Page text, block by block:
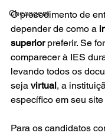
Checagem
O procedimento de
depender de como a
superior preferir. Se for
comparecer à IES
levando todos os
seja virtual, a
específico em seu
Para os candidatos